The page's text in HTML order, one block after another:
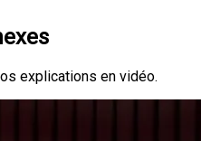
explications en vidéo.